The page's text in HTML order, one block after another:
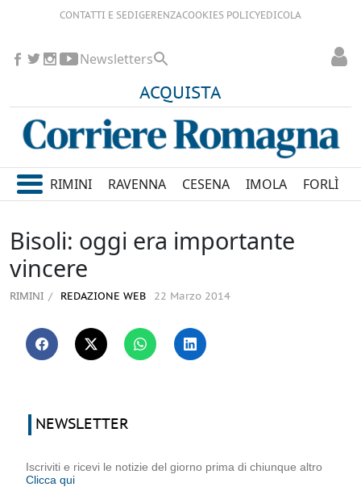
CONTATTI E SEDIGERENZACOOKIES POLICYEDICOLA
ACQUISTA
Newsletters
RIMINI RAVENNA CESENA IMOLA FORLÌ
Bisoli: oggi era importante
vincere
RIMINI REDAZIONE WEB 22 Marzo 2014
NEWSLETTER
Iscriviti e ricevi le notizie del giorno prima di chiunque altro
Clicca qui